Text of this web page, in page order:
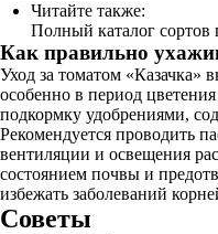
Читайте также:
Полный каталог сортов
Как правильно
Уход за томатом «Казачка»
особенно в период
подкормку удобрениями,
Рекомендуется проводить
вентиляции и освещения
состоянием почвы и
избежать заболеваний
Советы